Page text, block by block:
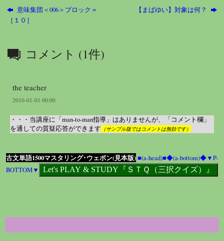
意味集団＜006＞ブロック＝
［１０］
【まばゆい】対象は何？
コメント (1件)
the teacher
2010-01-01 00:00
・・・当講座に「man-to-man指導」はありませんが、「コメント欄」
を通しての質疑応答ができます （サンプル版ではコメントは無効です）
古文単語1500マスタリング･ウェポン(見本版)■(a-head)■◆(a-bottom)◆▼P-
BOTTOM▼